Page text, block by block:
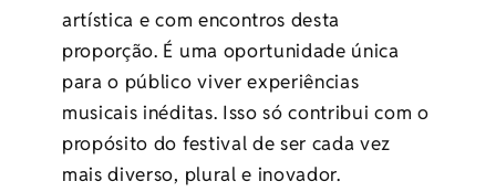
artística e com encontros desta
proporção. É uma oportunidade única
para o público viver experiências
musicais inéditas. Isso só contribui com o
propósito do festival de ser cada vez
mais diverso, plural e inovador.